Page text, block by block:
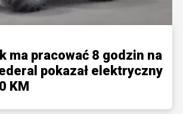
ma pracować 8 godzin na
pokazał elektryczny
KM